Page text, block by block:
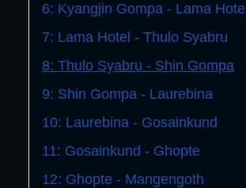
6: Kyangjin Gompa - Lama Hotel
7: Lama Hotel - Thulo Syabru
8: Thulo Syabru - Shin Gompa
9: Shin Gompa - Laurebina
10: Laurebina - Gosainkund
11: Gosainkund - Ghopte
12: Ghopte - Mangengoth